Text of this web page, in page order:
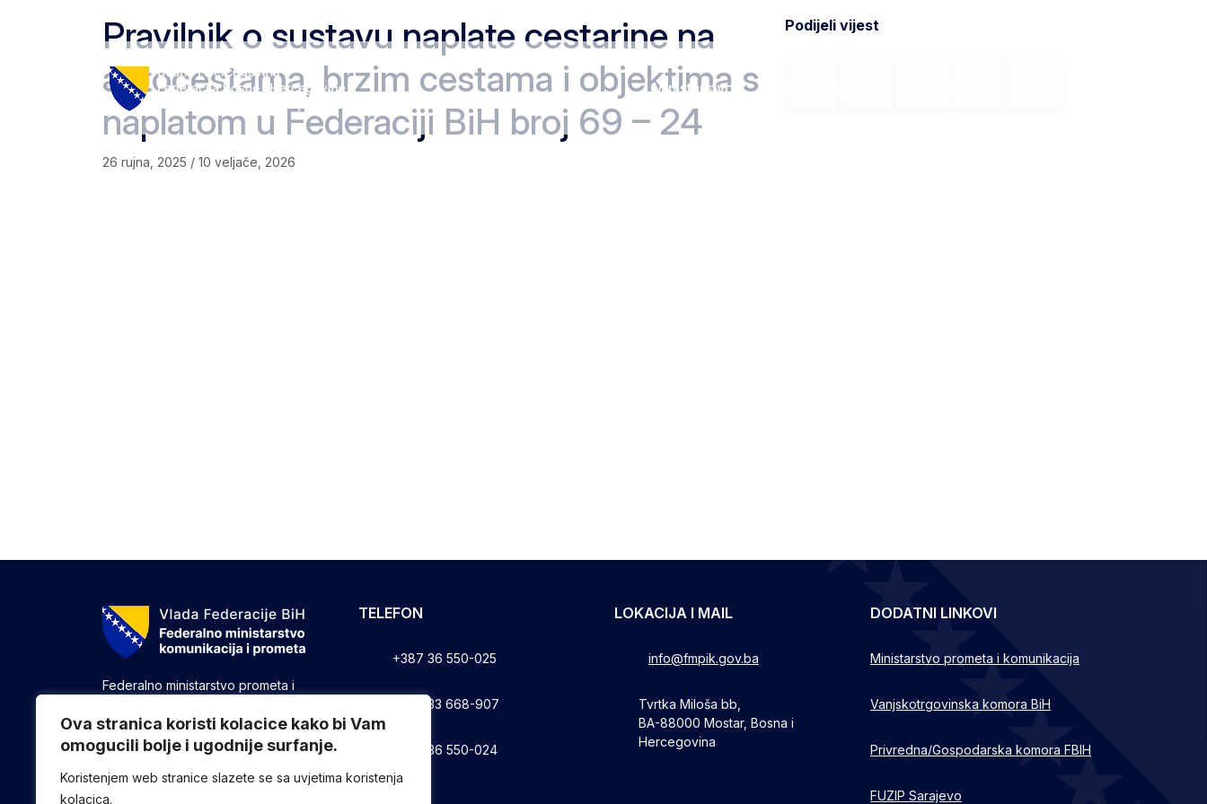
Ova stranica koristi kolacice kako bi Vam
omogucili bolje i ugodnije surfanje.
Koristenjem web stranice slazete se sa uvjetima koristenja
kolacica.
Ministarstvo
Pravilnik o sustavu naplate cestarine na
autocestama, brzim cestama i objektima s
naplatom u Federaciji BiH broj 69 – 24
26 rujna, 2025 / 10 veljače, 2026
Podijeli vijest
Federalno ministarstvo prometa i
druge poslove utvrđene zakonom koji
se odnose na ostvarivanje nadležnosti
Federacije u oblasti prometa i
komunikacija.
TELEFON
+387 36 550-025
+387 33 668-907
+387 36 550-024
LOKACIJA I MAIL
info@fmpik.gov.ba
Tvrtka Miloša bb,
BA-88000 Mostar, Bosna i
Hercegovina
DODATNI LINKOVI
Ministarstvo prometa i komunikacija
Vanjskotrgovinska komora BiH
Privredna/Gospodarska komora FBIH
FUZIP Sarajevo